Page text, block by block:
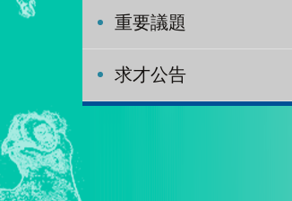
重要議題
求才公告